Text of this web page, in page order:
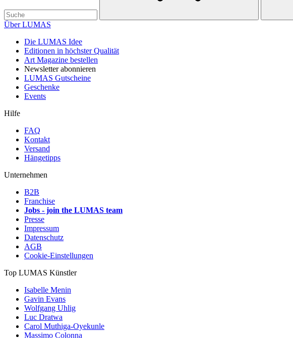
Über LUMAS
Die LUMAS Idee
Editionen in höchster Qualität
Art Magazine bestellen
Newsletter abonnieren
LUMAS Gutscheine
Geschenke
Events
Hilfe
FAQ
Kontakt
Versand
Hängetipps
Unternehmen
B2B
Franchise
Jobs - join the LUMAS team
Presse
Impressum
Datenschutz
AGB
Cookie-Einstellungen
Top LUMAS Künstler
Isabelle Menin
Gavin Evans
Wolfgang Uhlig
Luc Dratwa
Carol Muthiga-Oyekunle
Massimo Colonna